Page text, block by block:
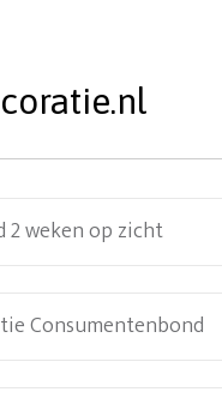
2 weken op zicht
Consumentenbond